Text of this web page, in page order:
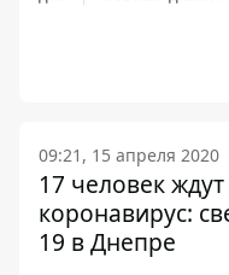
09:21, 15 апреля 2020
17 человек
коронавирус:
19 в Днепре